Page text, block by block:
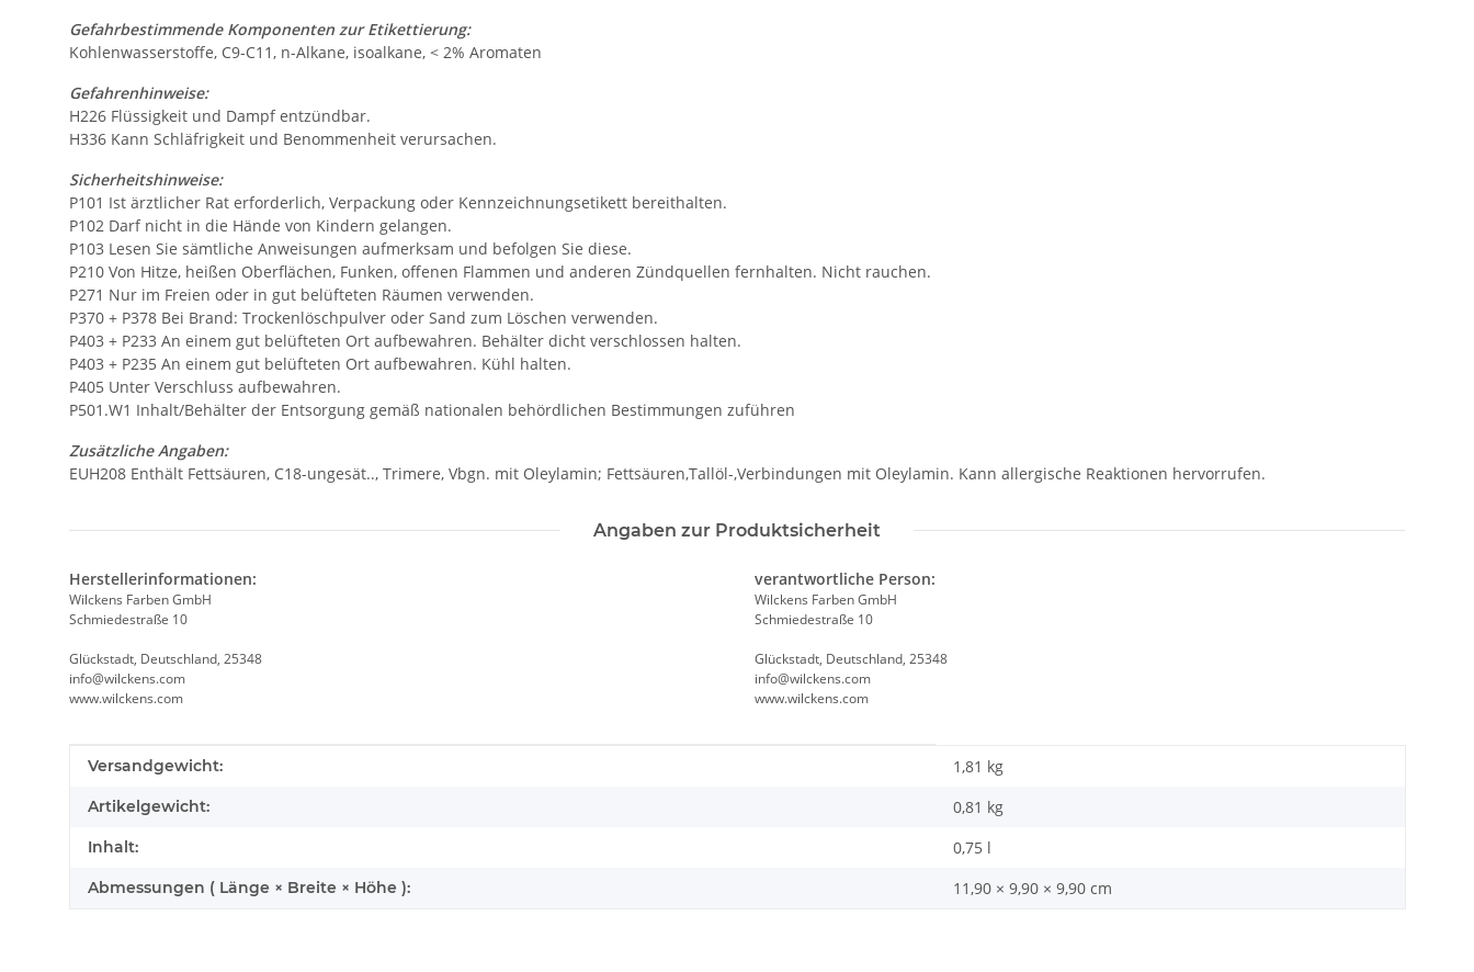
Gefahrbestimmende Komponenten zur Etikettierung:
Kohlenwasserstoffe, C9-C11, n-Alkane, isoalkane, < 2% Aromaten
Gefahrenhinweise:
H226 Flüssigkeit und Dampf entzündbar.
H336 Kann Schläfrigkeit und Benommenheit verursachen.
Sicherheitshinweise:
P101 Ist ärztlicher Rat erforderlich, Verpackung oder Kennzeichnungsetikett bereithalten.
P102 Darf nicht in die Hände von Kindern gelangen.
P103 Lesen Sie sämtliche Anweisungen aufmerksam und befolgen Sie diese.
P210 Von Hitze, heißen Oberflächen, Funken, offenen Flammen und anderen Zündquellen fernhalten. Nicht rauchen.
P271 Nur im Freien oder in gut belüfteten Räumen verwenden.
P370 + P378 Bei Brand: Trockenlöschpulver oder Sand zum Löschen verwenden.
P403 + P233 An einem gut belüfteten Ort aufbewahren. Behälter dicht verschlossen halten.
P403 + P235 An einem gut belüfteten Ort aufbewahren. Kühl halten.
P405 Unter Verschluss aufbewahren.
P501.W1 Inhalt/Behälter der Entsorgung gemäß nationalen behördlichen Bestimmungen zuführen
Zusätzliche Angaben:
EUH208 Enthält Fettsäuren, C18-ungesät.., Trimere, Vbgn. mit Oleylamin; Fettsäuren,Tallöl-,Verbindungen mit Oleylamin. Kann allergische Reaktionen hervorrufen.
Angaben zur Produktsicherheit
Herstellerinformationen:
Wilckens Farben GmbH
Schmiedestraße 10
Glückstadt, Deutschland, 25348
info@wilckens.com
www.wilckens.com
verantwortliche Person:
Wilckens Farben GmbH
Schmiedestraße 10
Glückstadt, Deutschland, 25348
info@wilckens.com
www.wilckens.com
Produkteigenschaft
Wert
Versandgewicht: 1,81 kg
Artikelgewicht: 0,81 kg
Inhalt: 0,75 l
Abmessungen ( Länge × Breite × Höhe ): 11,90 × 9,90 × 9,90 cm